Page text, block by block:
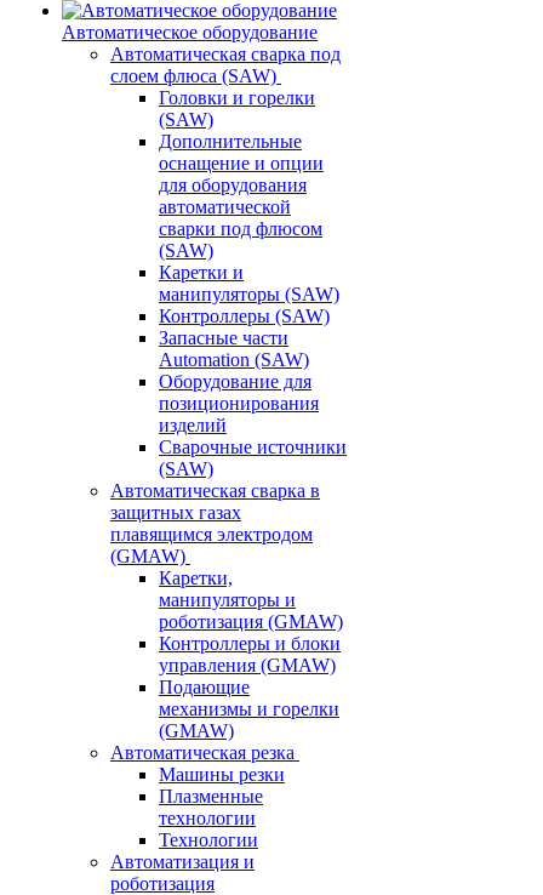
Автоматическое оборудование
Автоматическая сварка под
слоем флюса (SAW)
Головки и горелки
(SAW)
Дополнительные
оснащение и опции
для оборудования
автоматической
сварки под флюсом
(SAW)
Каретки и
манипуляторы (SAW)
Контроллеры (SAW)
Запасные части
Automation (SAW)
Оборудование для
позиционирования
изделий
Сварочные источники
(SAW)
Автоматическая сварка в
защитных газах
плавящимся электродом
(GMAW)
Каретки,
манипуляторы и
роботизация (GMAW)
Контроллеры и блоки
управления (GMAW)
Подающие
механизмы и горелки
(GMAW)
Автоматическая резка
Машины резки
Плазменные
технологии
Технологии
Автоматизация и
роботизация